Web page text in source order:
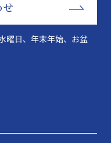
曜日、年末年始、お盆